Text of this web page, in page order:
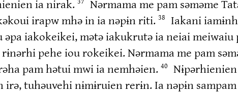
ia nirak.
Nərmama me pam səməme
irapw mhə in ia nəpɨn riti. 38
Iakani
iakokeikei, mətə iakukrutə ia neiai
pehe iou rokeikei. Nərmama me pam
pam hətui mwi ia nemhəien. 40
tuhəuvehi nɨmɨruien rerɨn. Ia nəpɨn